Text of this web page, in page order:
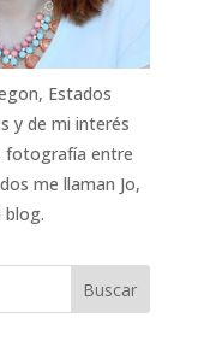
Estados
y de mi interés
fotografía entre
me llaman Jo,
blog.